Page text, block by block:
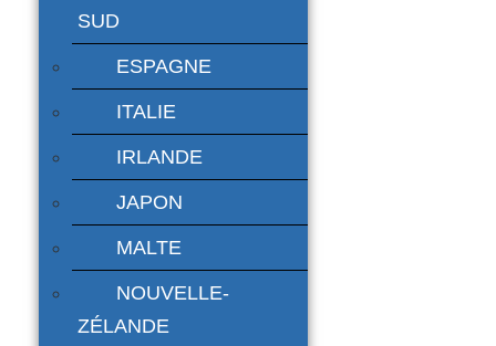
SUD
ESPAGNE
ITALIE
IRLANDE
JAPON
MALTE
NOUVELLE-
ZÉLANDE